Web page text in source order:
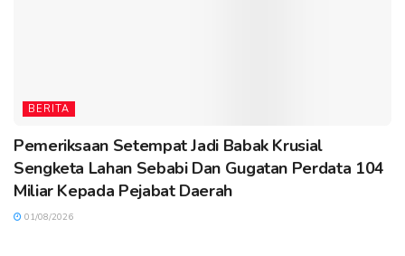
BERITA
Pemeriksaan Setempat Jadi Babak Krusial
Sengketa Lahan Sebabi Dan Gugatan Perdata 104
Miliar Kepada Pejabat Daerah
01/08/2026